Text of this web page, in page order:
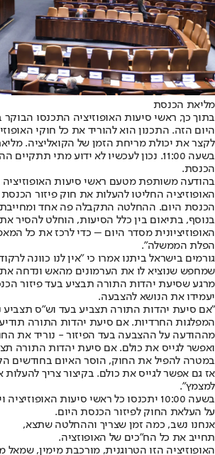
מליאת הכנסת
בתוך כך, ראשי סיעות האופוזיציה התכנסו
היום הזה. התכנון הוא להוריד את כל חוקי
לקצר את יכולת מריחת הזמן של הקואליציה.
בשעה 11:00. נכון לעכשיו לא ידוע מתי
הכנסת.
בהודעה משותפת מטעם ראשי סיעות האופוזיציה
האופוזיציה החליטו להעלות את חוק פיזור
הכנסת היום. ההחלטה התקבלה פה אחד
בנוסף, בתיאום בין כלל הסיעות, הוחלט להסיר
האופוזיציונית מסדר היום – כדי לרכז את כל
הפלת הממשלה".
גורמים בישראל ביתנו אמרו כי "אין לנו כוונה
שמחפש שנוציא לו את הערמונים מהאש ונדחה
מרגע שסיעת יהדות התורה תבציע בעד פיזור
יעמידו את הנושא להצבעה.
"אם סיעת יהדות התורה תצביע בעד וש״ס תצביע
המפלגות החרדיות. אם סיעת יהדות התורה
מההודעה על ההצבעה בעד הפיזור - נוריד את
ואפשר לגייס את כולם. אם סיעת יהדות התורה
במטרה להפיל את החוק, הוסר האיום בחודשים
אז גם אפשר לגייס את כולם. בקיצור צריך
למצמץ".
בשעה 10:00 יתכנסו כל ראשי סיעות האופוזיציה ויקבלו החלטה יחד,
על העלאת החוק לפיזור הכנסת היום.
אנחנו נשב, כמה זמן שצריך וההחלטה שתצא,
תחייב את כל הח"כים של האופוזציה.
האופוזיציה הזו הטרוגנית, מורכבת מימין, שמאל